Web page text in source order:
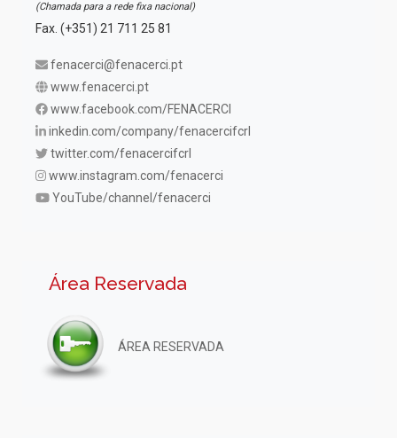
(Chamada para a rede fixa nacional)
Fax. (+351) 21 711 25 81
fenacerci@fenacerci.pt
www.fenacerci.pt
www.facebook.com/FENACERCI
inkedin.com/company/fenacercifcrl
twitter.com/fenacercifcrl
www.instagram.com/fenacerci
YouTube/channel/fenacerci
Área Reservada
ÁREA RESERVADA